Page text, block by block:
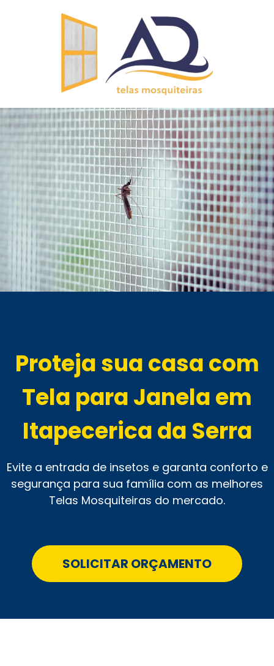
Proteja sua casa com
Tela para Janela em
Itapecerica da Serra
Evite a entrada de insetos e garanta conforto e
segurança para sua família com as melhores
Telas Mosquiteiras do mercado.
SOLICITAR ORÇAMENTO